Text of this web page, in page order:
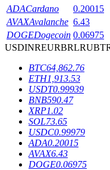
Penguncian BTR
ADACardano 0.20015
AVAXAvalanche 6.43
DOGEDogecoin 0.06975
USDINREURBRLRUB
BTC64,862.76
ETH1,913.53
USDT0.99939
BNB590.47
XRP1.02
SOL73.65
USDC0.99979
ADA0.20015
AVAX6.43
DOGE0.06975